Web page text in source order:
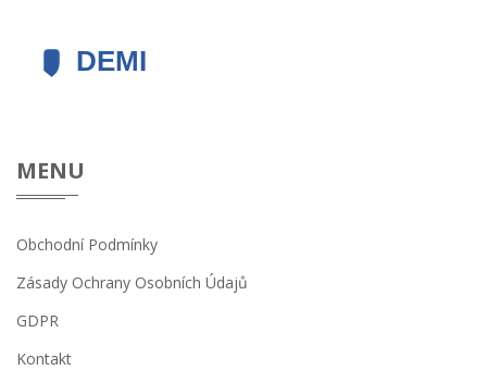
MENU
Obchodní Podmínky
Zásady Ochrany Osobních Údajů
GDPR
Kontakt